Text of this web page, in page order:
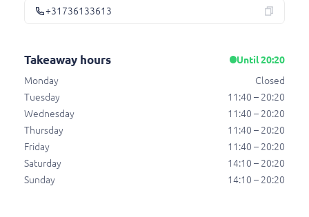
Saté haas schotel
Schnitzel schotel
Schnitzel schotel
€ 10,45
Kibbeling schotel
Kibbeling schotel
+31736133613
Takeaway hours
Until 20:20
Monday
Closed
Tuesday
11:40 – 20:20
Wednesday
11:40 – 20:20
Thursday
11:40 – 20:20
Friday
11:40 – 20:20
Saturday
14:10 – 20:20
Sunday
14:10 – 20:20